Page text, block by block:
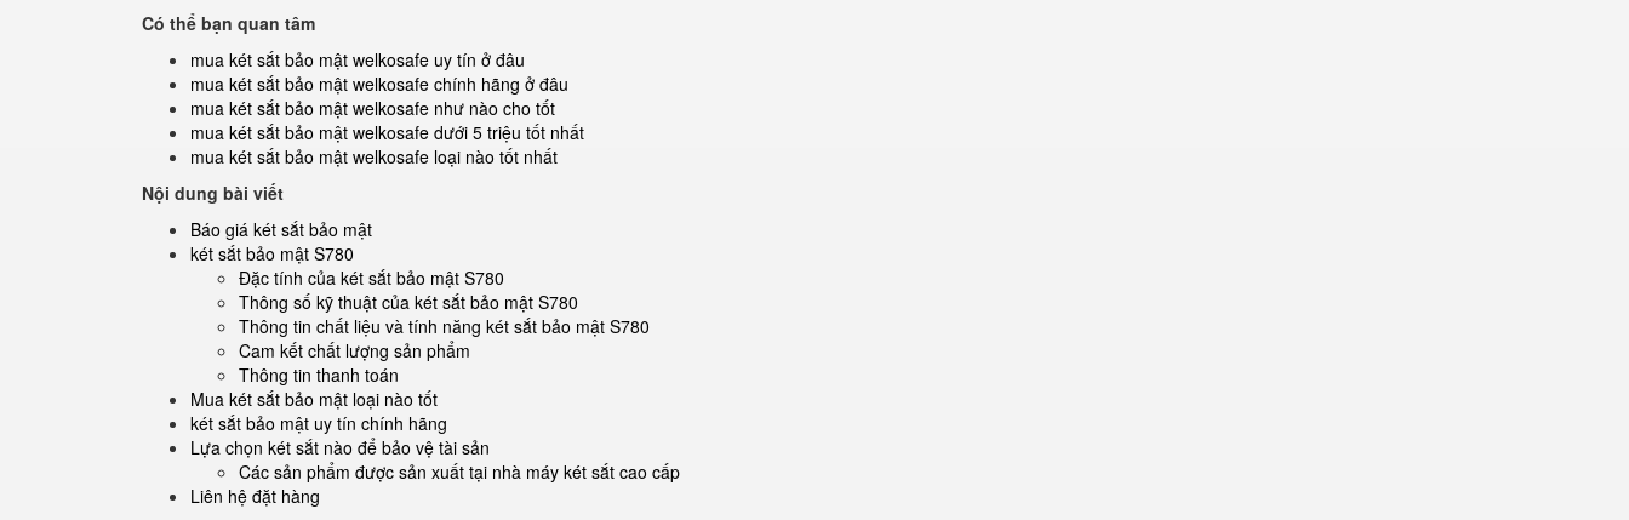
Có thể bạn quan tâm
mua két sắt bảo mật welkosafe uy tín ở đâu
mua két sắt bảo mật welkosafe chính hãng ở đâu
mua két sắt bảo mật welkosafe như nào cho tốt
mua két sắt bảo mật welkosafe dưới 5 triệu tốt nhất
mua két sắt bảo mật welkosafe loại nào tốt nhất
Nội dung bài viết
Báo giá két sắt bảo mật
két sắt bảo mật S780
Đặc tính của két sắt bảo mật S780
Thông số kỹ thuật của két sắt bảo mật S780
Thông tin chất liệu và tính năng két sắt bảo mật S780
Cam kết chất lượng sản phẩm
Thông tin thanh toán
Mua két sắt bảo mật loại nào tốt
két sắt bảo mật uy tín chính hãng
Lựa chọn két sắt nào để bảo vệ tài sản
Các sản phẩm được sản xuất tại nhà máy két sắt cao cấp
Liên hệ đặt hàng